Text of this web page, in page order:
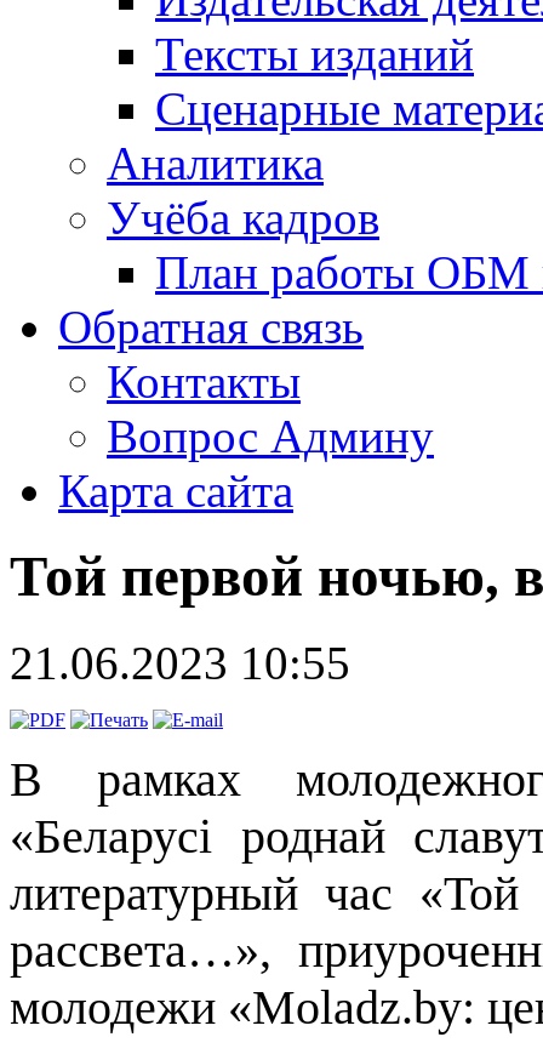
Тексты изданий
Сценарные
Аналитика
Учёба кадров
План работы ОБМ
Обратная связь
Контакты
Вопрос Админу
Карта сайта
Той первой ночью,
21.06.2023 10:55
В рамках
«Беларусі роднай
литературный час
рассвета…»,
молодежи «Moladz.by: